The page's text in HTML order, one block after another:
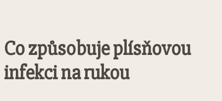
Co způsobuje plísňovou
infekci na rukou